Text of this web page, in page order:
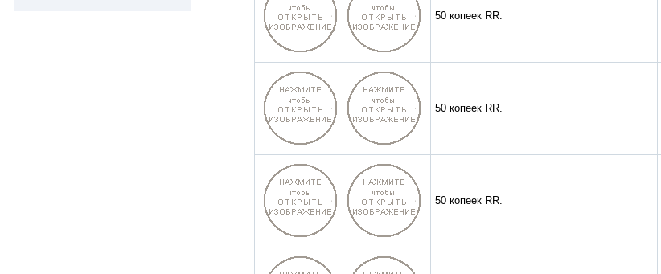
50 копеек RR.
50 копеек RR.
50 копеек RR.